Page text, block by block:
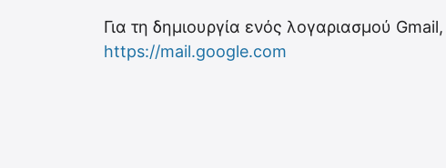
Για τη δημιουργία ενός λογαριασμού
https://mail.google.com